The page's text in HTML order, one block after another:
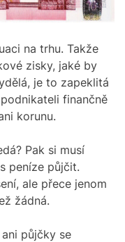
na trhu. Takže
zisky, jaké by
je to zapeklitá
finančně
korunu.
Pak si musí
peníze půjčit.
ale přece jenom
žádná.
půjčky se